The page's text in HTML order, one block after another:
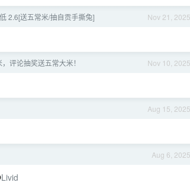
Nov 21, 2025
2.6[送五常米/抽自贡手撕兔]
Nov 10, 2025
评论抽奖送五常大米！
Aug 15, 2025
Aug 6, 2025
Livid